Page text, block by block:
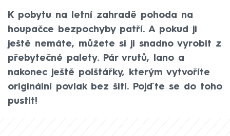
K pobytu na letní zahradě pohoda na
houpačce bezpochyby patří. A pokud ji
ještě nemáte, můžete si ji snadno vyrobit z
přebytečné palety. Pár vrutů, lano a
nakonec ještě polštářky, kterým vytvoříte
originální povlak bez šití. Pojďte se do toho
pustit!